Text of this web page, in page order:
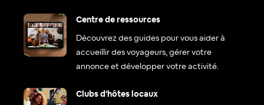
Centre de ressources
Découvrez des guides pour vous aider à
accueillir des voyageurs, gérer votre
annonce et développer votre activité.
Clubs d'hôtes locaux